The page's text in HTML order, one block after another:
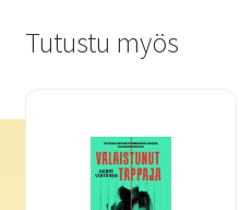
Tutustu myös